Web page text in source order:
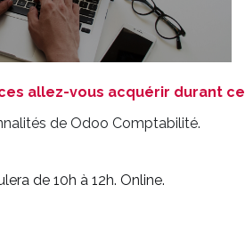
allez-vous acquérir durant
de Odoo Comptabilité.
de 10h à 12h. Online.